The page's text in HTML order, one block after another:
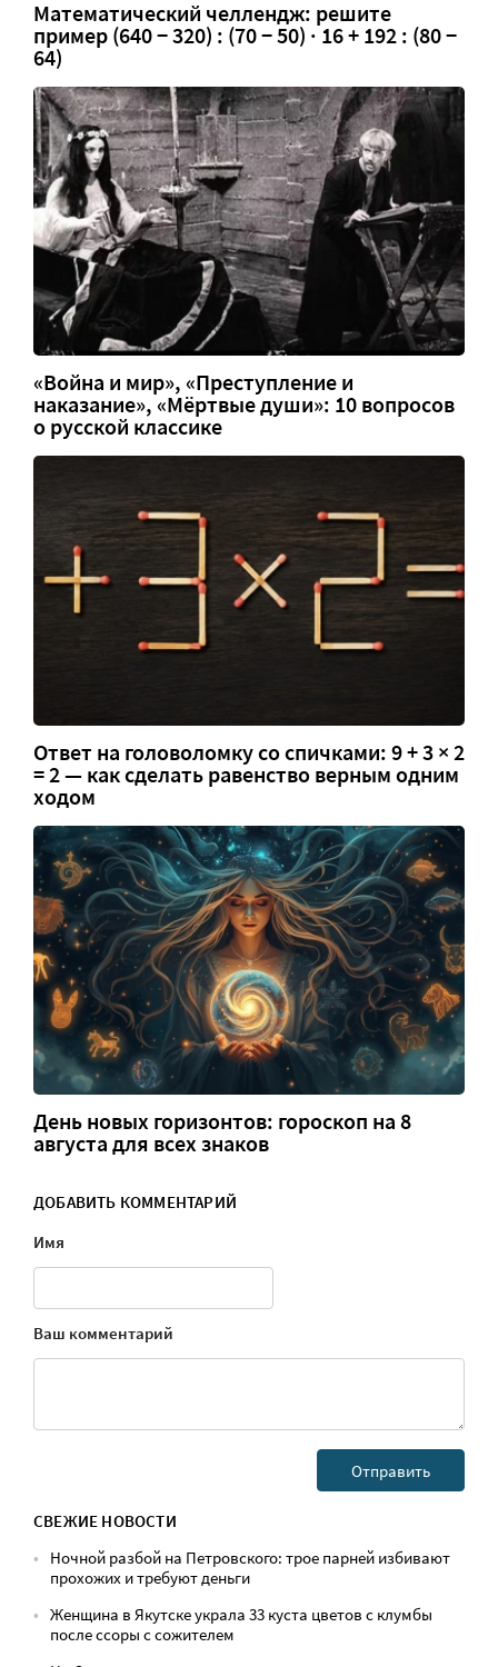
Математический челлендж: решите
пример (640 − 320) : (70 − 50) · 16 + 192 : (80 −
64)
«Война и мир», «Преступление и
наказание», «Мёртвые души»: 10 вопросов
о русской классике
Ответ на головоломку со спичками: 9 + 3 × 2
= 2 — как сделать равенство верным одним
ходом
День новых горизонтов: гороскоп на 8
августа для всех знаков
ДОБАВИТЬ КОММЕНТАРИЙ
Имя
Ваш комментарий
СВЕЖИЕ НОВОСТИ
Ночной разбой на Петровского: трое парней избивают
прохожих и требуют деньги
Женщина в Якутске украла 33 куста цветов с клумбы
после ссоры с сожителем